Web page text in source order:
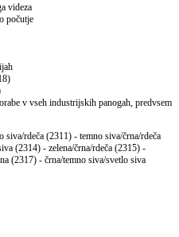
videza
počutje
v vseh industrijskih panogah, predvsem
rdeča (2311) - temno siva/črna/rdeča
(2314) - zelena/črna/rdeča (2315) -
(2317) - črna/temno siva/svetlo siva